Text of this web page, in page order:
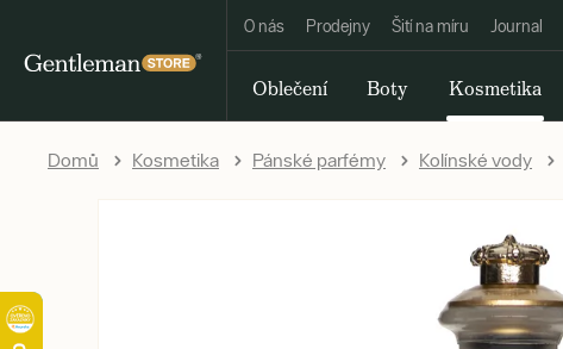
O nás Prodejny Šití na míru Journal
Oblečení Boty Kosmetika
Domů Kosmetika Pánské parfémy Kolínské vody